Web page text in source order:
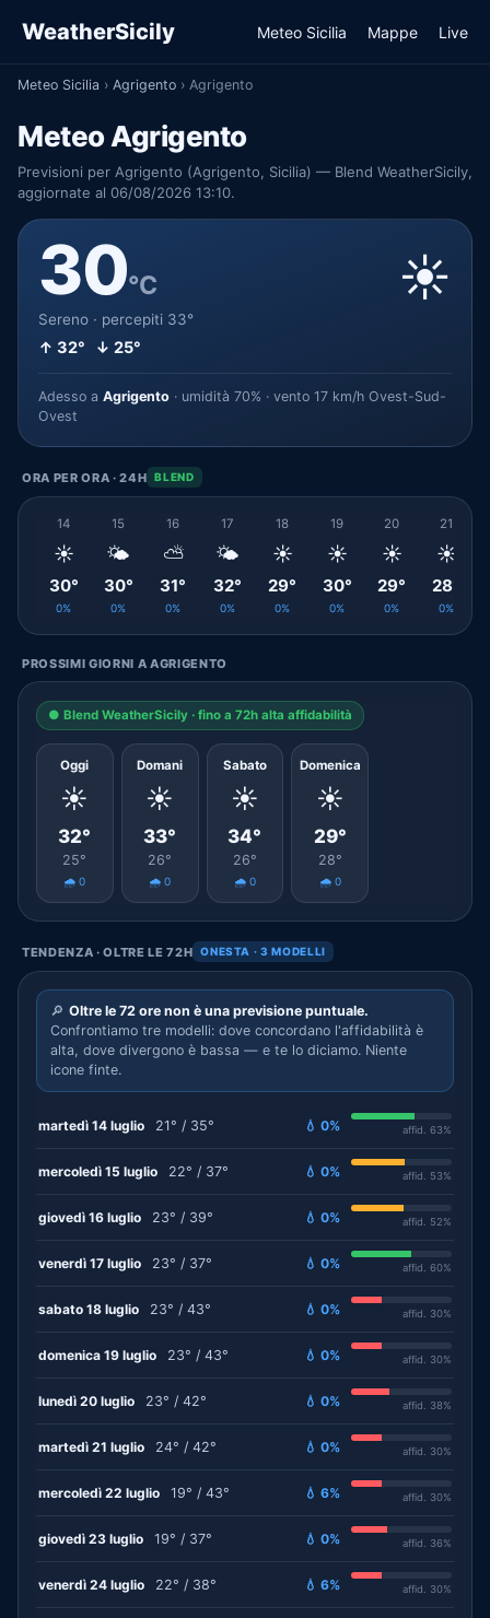
WeatherSicily Meteo Sicilia Mappe Live
Meteo Sicilia › Agrigento › Agrigento
Meteo Agrigento
Previsioni per Agrigento (Agrigento, Sicilia) — Blend WeatherSicily,
aggiornate al 06/08/2026 13:10.
30°C
Sereno · percepiti 33°
↑ 32° ↓ 25°
☀️
Adesso a Agrigento · umidità 70% · vento 17 km/h Ovest-Sud-
Ovest
ORA PER ORA · 24H BLEND
14
☀️
30°
0%
15
🌤️
30°
0%
16
⛅
31°
0%
17
🌤️
32°
0%
18
☀️
29°
0%
19
☀️
30°
0%
20
☀️
29°
0%
21
☀️
28°
0%
PROSSIMI GIORNI A AGRIGENTO
● Blend WeatherSicily · fino a 72h alta affidabilità
Oggi
☀️
32°
25°
🌧️ 0
Domani
☀️
33°
26°
🌧️ 0
Sabato
☀️
34°
26°
🌧️ 0
Domenica
☀️
29°
28°
🌧️ 0
TENDENZA · OLTRE LE 72H ONESTA · 3 MODELLI
🔎 Oltre le 72 ore non è una previsione puntuale.
Confrontiamo tre modelli: dove concordano l'affidabilità è
alta, dove divergono è bassa — e te lo diciamo. Niente
icone finte.
martedì 14 luglio 21° / 35° 💧 0% affid. 63%
mercoledì 15 luglio 22° / 37° 💧 0% affid. 53%
giovedì 16 luglio 23° / 39° 💧 0% affid. 52%
venerdì 17 luglio 23° / 37° 💧 0% affid. 60%
sabato 18 luglio 23° / 43° 💧 0% affid. 30%
domenica 19 luglio 23° / 43° 💧 0% affid. 30%
lunedì 20 luglio 23° / 42° 💧 0% affid. 38%
martedì 21 luglio 24° / 42° 💧 0% affid. 30%
mercoledì 22 luglio 19° / 43° 💧 6% affid. 30%
giovedì 23 luglio 19° / 37° 💧 0% affid. 36%
venerdì 24 luglio 22° / 38° 💧 6% affid. 30%